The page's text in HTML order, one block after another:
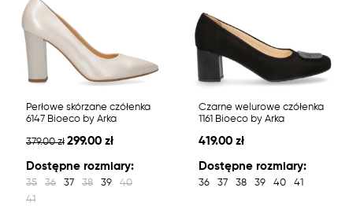
Perłowe skórzane czółenka
6147 Bioeco by Arka
379.00 zł 299.00 zł
Dostępne rozmiary:
35 36 37 38 39
40
41
Czarne welurowe czółenka
1161 Bioeco by Arka
419.00 zł
Dostępne rozmiary:
36 37 38 39 40 41